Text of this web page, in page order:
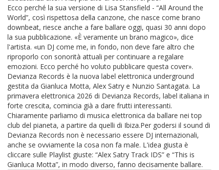
Ecco perché la sua versione di Lisa Stansfield - “All Around the
World”, così rispettosa della canzone, che nasce come brano
downbeat, riesce anche a fare ballare oggi, quasi 30 anni dopo
la sua pubblicazione. «È veramente un brano magico», dice
l'artista. «un DJ come me, in fondo, non deve fare altro che
riproporlo con sonorità attuali per continuare a regalare
emozioni. Ecco perché ho voluto pubblicare questa cover».
Devianza Records è la nuova label elettronica underground
gestita da Gianluca Motta, Alex Satry e Nunzio Santagata. La
primavera elettronica 2026 di Devianza Records, label italiana in
forte crescita, comincia già a dare frutti interessanti.
Chiaramente parliamo di musica elettronica da ballare nei top
club del pianeta, a partire da quelli di Ibiza.Per godersi il sound di
Devianza Records non è necessario essere DJ internazionali,
anche se ovviamente la cosa non fa male. L'idea giusta è
cliccare sulle Playlist giuste: “Alex Satry Track IDS” e “This is
Gianluca Motta”, in modo diverso, fanno decisamente ballare.